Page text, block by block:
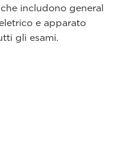
includono general
e apparato
gli esami.